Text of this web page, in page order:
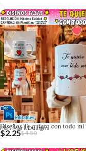
Por: Mark Designs
$4.50
$2.25